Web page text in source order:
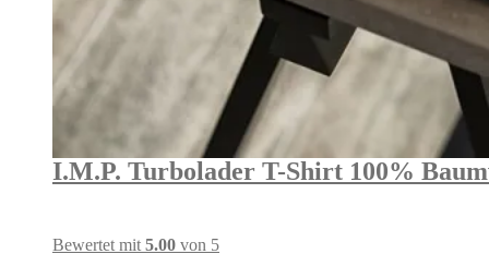
I.M.P. Turbolader T-Shirt 100%
Bewertet mit 5.00 von 5